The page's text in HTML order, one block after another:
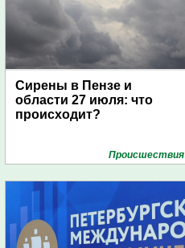
Сирены в Пензе и
области 27 июля: что
происходит?
Проиcшествия